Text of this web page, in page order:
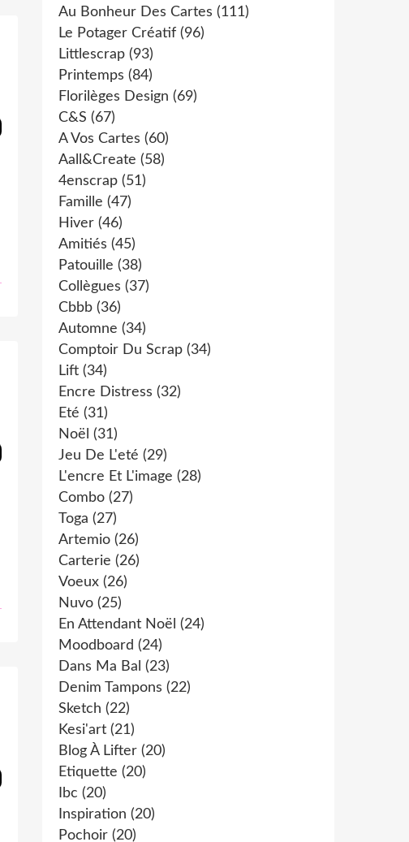
Au Bonheur Des Cartes (111)
Le Potager Créatif (96)
Littlescrap (93)
Printemps (84)
Florilèges Design (69)
C&s (67)
A Vos Cartes (60)
Aall&create (58)
4enscrap (51)
Famille (47)
Hiver (46)
Amitiés (45)
Patouille (38)
Collègues (37)
Cbbb (36)
Automne (34)
Comptoir Du Scrap (34)
Lift (34)
Encre Distress (32)
Eté (31)
Noël (31)
Jeu De L'eté (29)
L'encre Et L'image (28)
Combo (27)
Toga (27)
Artemio (26)
Carterie (26)
Voeux (26)
Nuvo (25)
En Attendant Noël (24)
Moodboard (24)
Dans Ma Bal (23)
Denim Tampons (22)
Sketch (22)
Kesi'art (21)
Blog À Lifter (20)
Etiquette (20)
Ibc (20)
Inspiration (20)
Pochoir (20)